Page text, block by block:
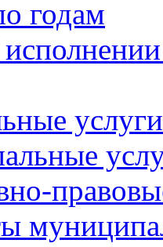
годам
услуги